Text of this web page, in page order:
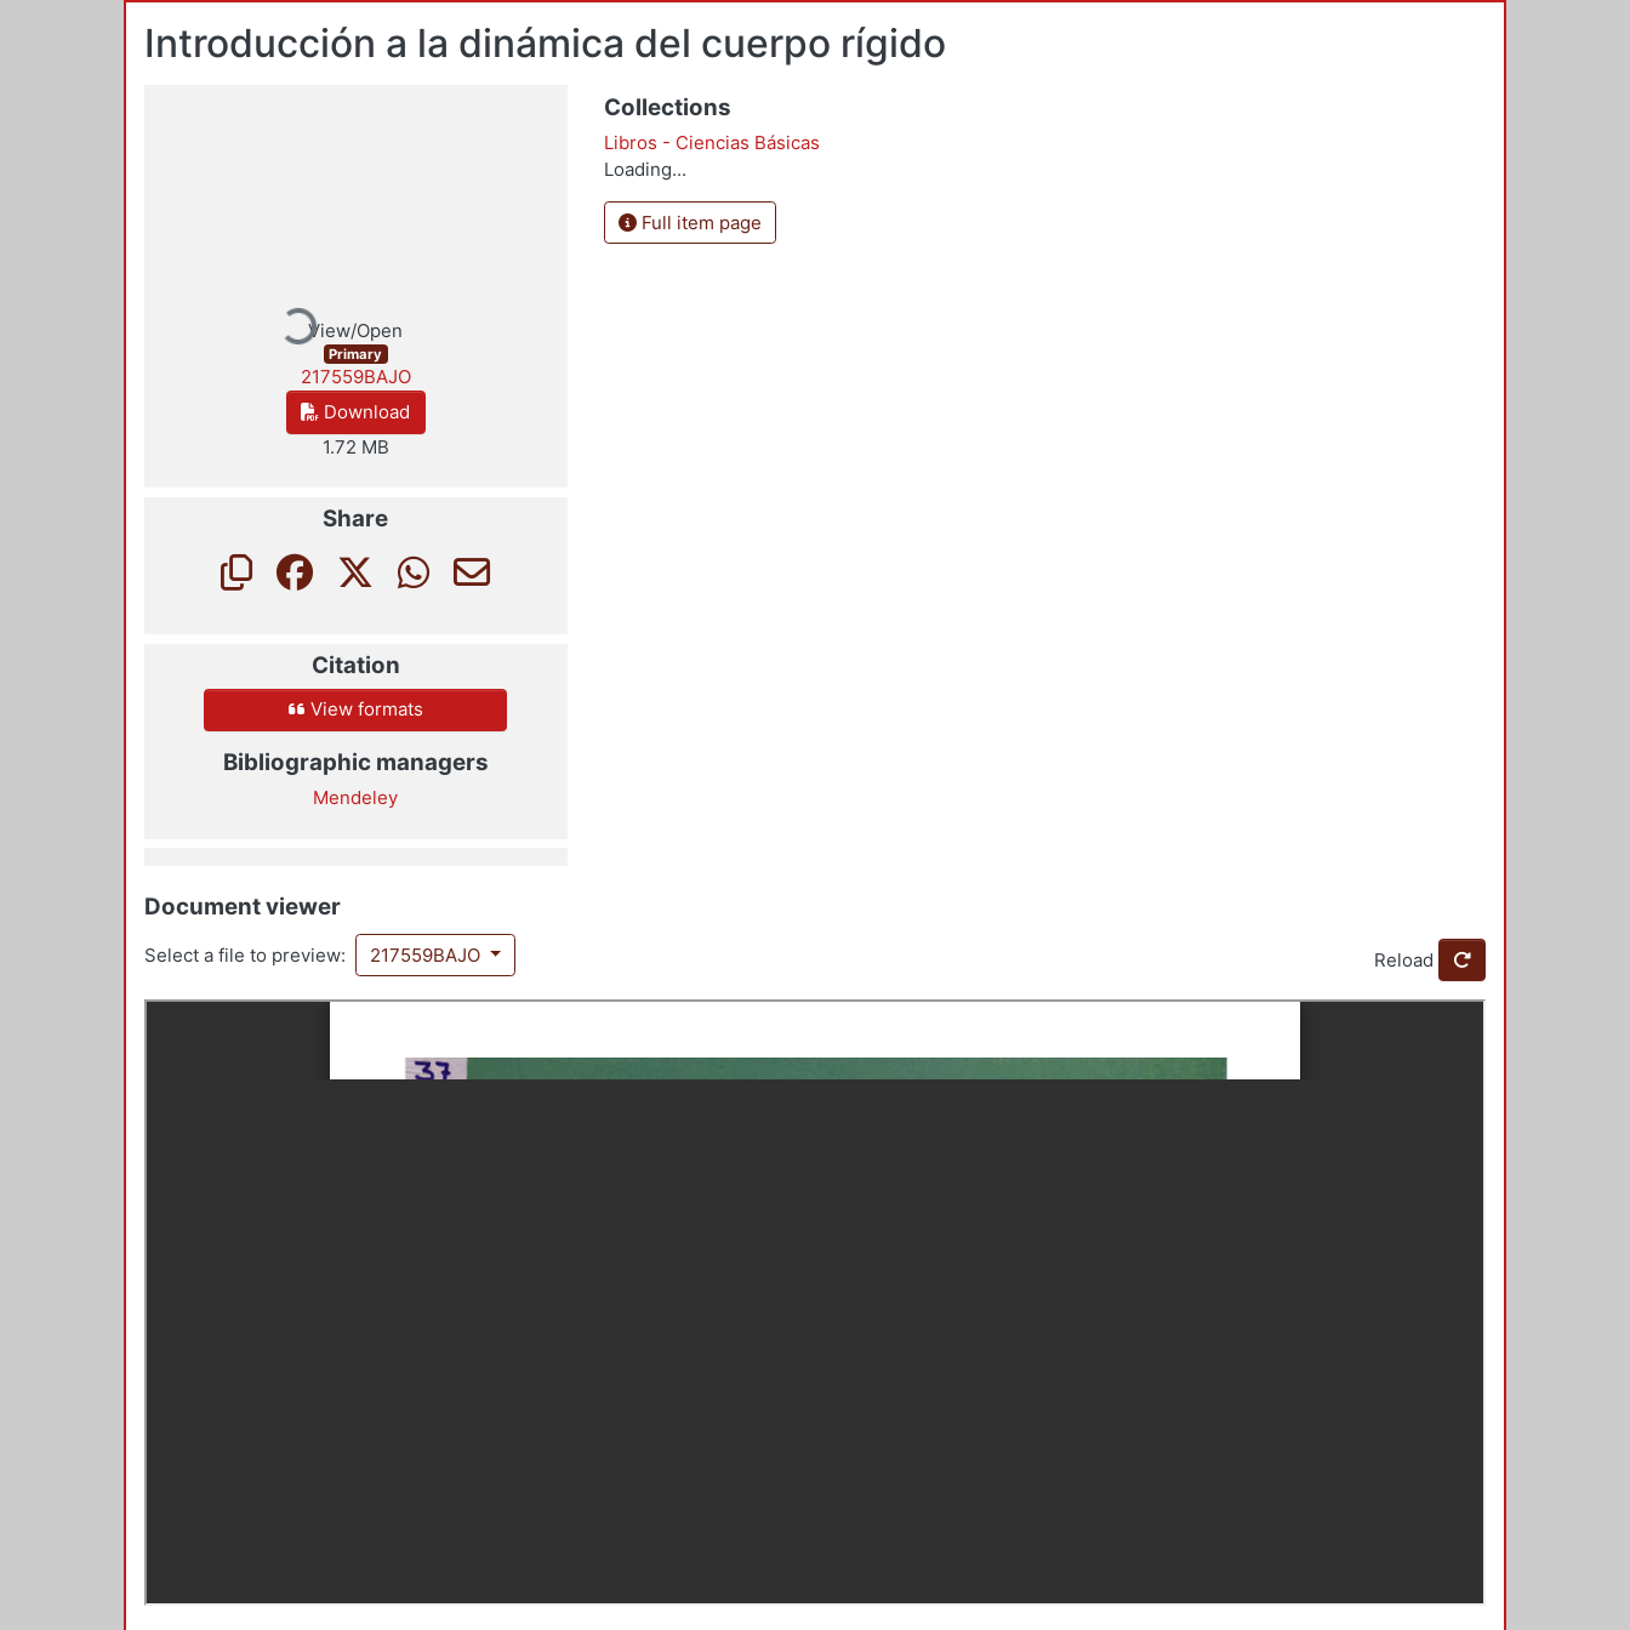
Introducción a la dinámica del cuerpo rígido
Loading...View/Open
Primary
217559BAJO
Download
1.72 MB
Share
Citation
View formats
Bibliographic managers
Mendeley
Collections
Libros - Ciencias Básicas
Loading...
Full item page
Document viewer
Select a file to preview: 217559BAJO Reload